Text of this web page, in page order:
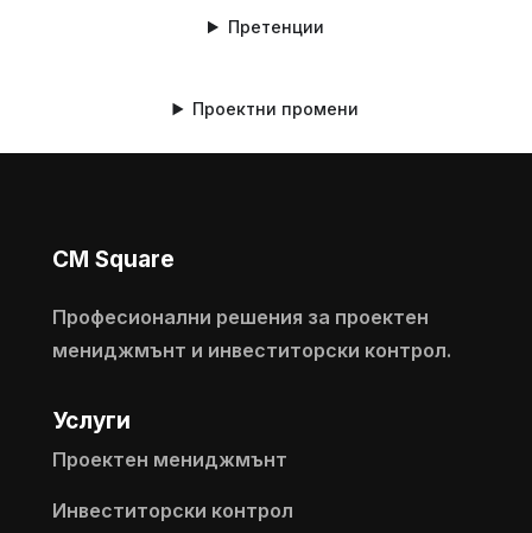
Претенции
Проектни промени
CM Square
Професионални решения за проектен
мениджмънт и инвеститорски контрол.
Услуги
Проектен мениджмънт
Инвеститорски контрол